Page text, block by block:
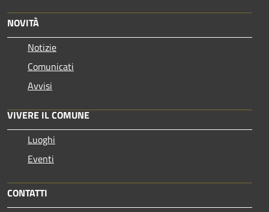
NOVITÀ
Notizie
Comunicati
Avvisi
VIVERE IL COMUNE
Luoghi
Eventi
CONTATTI